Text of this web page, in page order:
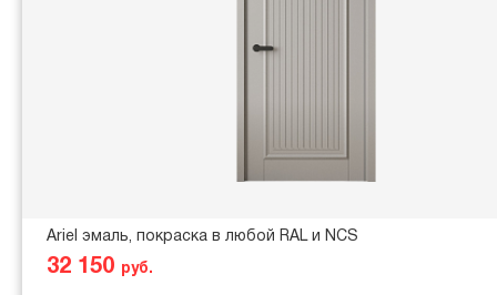
Ariel эмаль, покраска в любой RAL и NCS
32 150 руб.